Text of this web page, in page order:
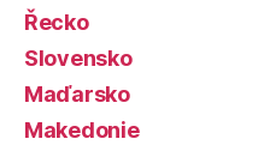
Řecko
Slovensko
Maďarsko
Makedonie